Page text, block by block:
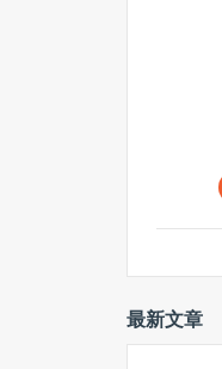
最新文章